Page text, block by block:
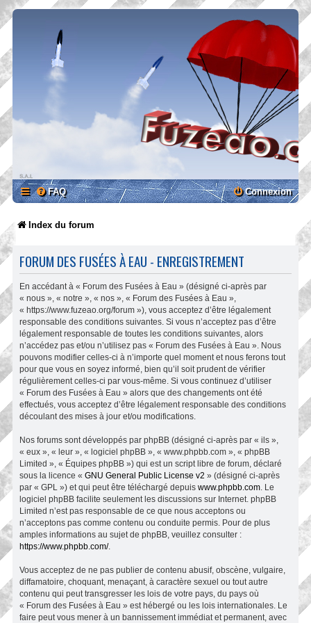
FAQ Connexion
Index du forum
FORUM DES FUSÉES À EAU - ENREGISTREMENT
En accédant à « Forum des Fusées à Eau » (désigné ci-après par
« nous », « notre », « nos », « Forum des Fusées à Eau »,
« https://www.fuzeao.org/forum »), vous acceptez d’être légalement
responsable des conditions suivantes. Si vous n’acceptez pas d’être
légalement responsable de toutes les conditions suivantes, alors
n’accédez pas et/ou n’utilisez pas « Forum des Fusées à Eau ». Nous
pouvons modifier celles-ci à n’importe quel moment et nous ferons tout
pour que vous en soyez informé, bien qu’il soit prudent de vérifier
régulièrement celles-ci par vous-même. Si vous continuez d’utiliser
« Forum des Fusées à Eau » alors que des changements ont été
effectués, vous acceptez d’être légalement responsable des conditions
découlant des mises à jour et/ou modifications.
Nos forums sont développés par phpBB (désigné ci-après par « ils »,
« eux », « leur », « logiciel phpBB », « www.phpbb.com », « phpBB
Limited », « Équipes phpBB ») qui est un script libre de forum, déclaré
sous la licence « GNU General Public License v2 » (désigné ci-après
par « GPL ») et qui peut être téléchargé depuis www.phpbb.com . Le
logiciel phpBB facilite seulement les discussions sur Internet. phpBB
Limited n’est pas responsable de ce que nous acceptons ou
n’acceptons pas comme contenu ou conduite permis. Pour de plus
amples informations au sujet de phpBB, veuillez consulter :
https://www.phpbb.com/.
Vous acceptez de ne pas publier de contenu abusif, obscène, vulgaire,
diffamatoire, choquant, menaçant, à caractère sexuel ou tout autre
contenu qui peut transgresser les lois de votre pays, du pays où
« Forum des Fusées à Eau » est hébergé ou les lois internationales. Le
faire peut vous mener à un bannissement immédiat et permanent, avec